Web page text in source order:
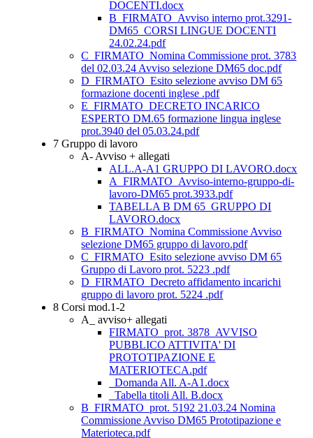
DOCENTI.docx
B_FIRMATO_Avviso interno prot.3291-
DM65_CORSI LINGUE DOCENTI
24.02.24.pdf
C_FIRMATO_Nomina Commissione prot. 3783
del 02.03.24 Avviso selezione DM65 doc.pdf
D_FIRMATO_Esito selezione avviso DM 65
formazione docenti inglese .pdf
E_FIRMATO_DECRETO INCARICO
ESPERTO DM.65 formazione lingua inglese
prot.3940 del 05.03.24.pdf
7 Gruppo di lavoro
A- Avviso + allegati
ALL.A-A1 GRUPPO DI LAVORO.docx
A_FIRMATO_Avviso-interno-gruppo-di-
lavoro-DM65 prot.3933.pdf
TABELLA B DM 65_GRUPPO DI
LAVORO.docx
B_FIRMATO_Nomina Commissione Avviso
selezione DM65 gruppo di lavoro.pdf
C_FIRMATO_Esito selezione avviso DM 65
Gruppo di Lavoro prot. 5223 .pdf
D_FIRMATO_Decreto affidamento incarichi
gruppo di lavoro prot. 5224 .pdf
8 Corsi mod.1-2
A_ avviso+ allegati
FIRMATO_prot. 3878_AVVISO
PUBBLICO ATTIVITA' DI
PROTOTIPAZIONE E
MATERIOTECA.pdf
_Domanda All. A-A1.docx
_Tabella titoli All. B.docx
B_FIRMATO_prot. 5192 21.03.24 Nomina
Commissione Avviso DM65 Prototipazione e
Materioteca.pdf